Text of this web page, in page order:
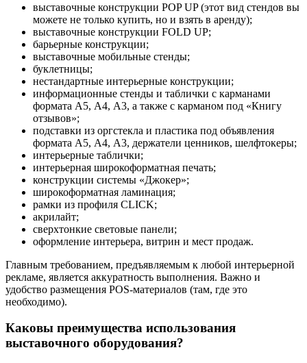
выставочные конструкции POP UP (этот вид стендов вы
можете не только купить, но и взять в аренду);
выставочные конструкции FOLD UP;
барьерные конструкции;
выставочные мобильные стенды;
буклетницы;
нестандартные интерьерные конструкции;
информационные стенды и таблички с карманами
формата А5, А4, А3, а также с карманом под «Книгу
отзывов»;
подставки из оргстекла и пластика под объявления
формата А5, А4, А3, держатели ценников, шелфтокеры;
интерьерные таблички;
интерьерная широкоформатная печать;
конструкции системы «Джокер»;
широкоформатная ламинация;
рамки из профиля CLICK;
акрилайт;
сверхтонкие световые панели;
оформление интерьера, витрин и мест продаж.
Главным требованием, предъявляемым к любой интерьерной
рекламе, является аккуратность выполнения. Важно и
удобство размещения POS-материалов (там, где это
необходимо).
Каковы преимущества использования
выставочного оборудования?